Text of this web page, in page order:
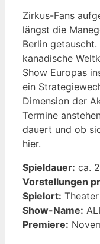
Zirkus-Fans
längst die
Berlin getauscht.
kanadische
Show Europas
ein
Dimension der
Termine
dauert und ob
hier.
Spieldauer: ca.
Vorstellungen
Spielort:
Show-Name:
Premiere: